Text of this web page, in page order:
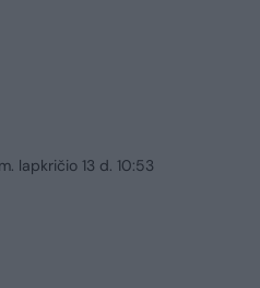
lapkričio 13 d. 10:53